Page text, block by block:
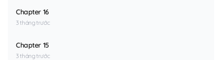
Chapter 16
3 tháng trước
Chapter 15
3 tháng trước